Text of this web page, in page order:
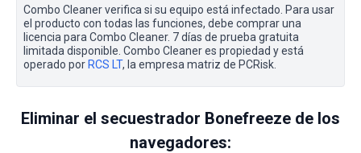
Combo Cleaner verifica si su equipo está infectado. Para usar
el producto con todas las funciones, debe comprar una
licencia para Combo Cleaner. 7 días de prueba gratuita
limitada disponible. Combo Cleaner es propiedad y está
operado por RCS LT, la empresa matriz de PCRisk.
Eliminar el secuestrador Bonefreeze de los
navegadores: